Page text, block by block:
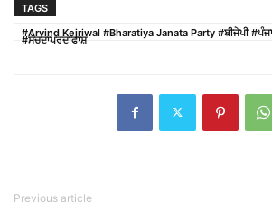
TAGS
#Arvind Kejriwal #Bharatiya Janata Party #ਬੀਜੇਪੀ
#ਸੱਚਦਾਪਰਦਾਫਾਸ਼
Previous article